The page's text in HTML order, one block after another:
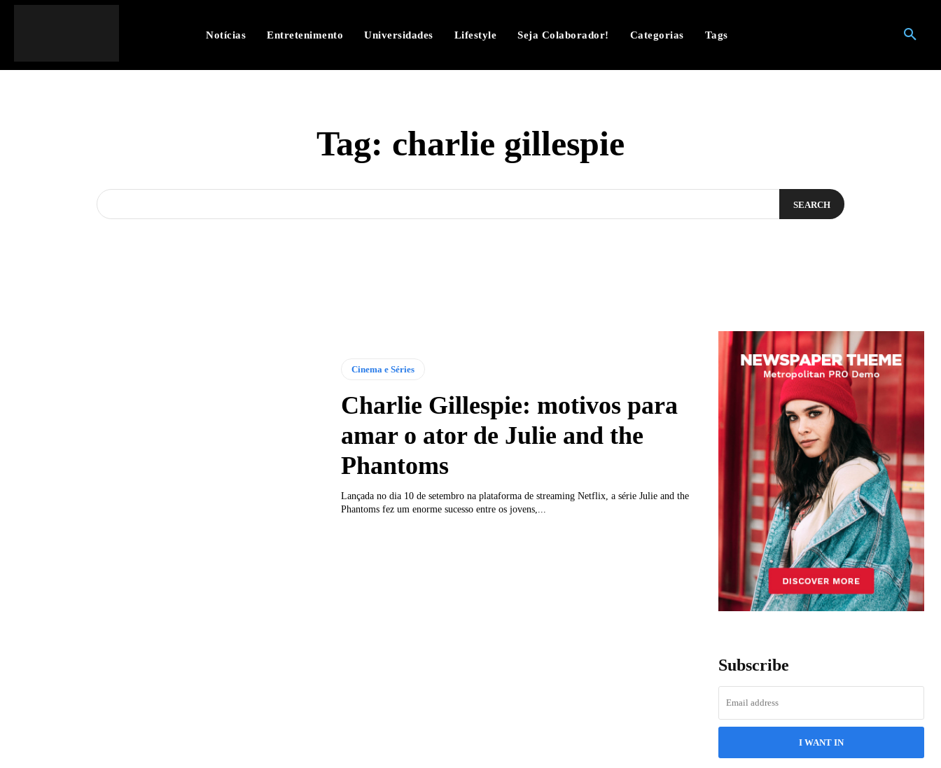
Notícias Entretenimento Universidades Lifestyle Seja Colaborador! Categorias Tags
Tag: charlie gillespie
SEARCH
Cinema e Séries
Charlie Gillespie: motivos para
amar o ator de Julie and the
Phantoms
​Lançada no dia 10 de setembro na plataforma de streaming Netflix, a série Julie and the
Phantoms fez um enorme sucesso entre os jovens,...
Subscribe
I WANT IN